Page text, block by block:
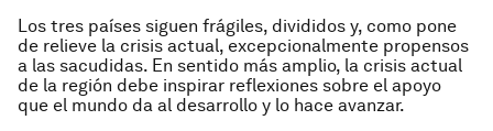
Los tres países siguen frágiles, divididos y, como pone
de relieve la crisis actual, excepcionalmente propensos
a las sacudidas. En sentido más amplio, la crisis actual
de la región debe inspirar reflexiones sobre el apoyo
que el mundo da al desarrollo y lo hace avanzar.